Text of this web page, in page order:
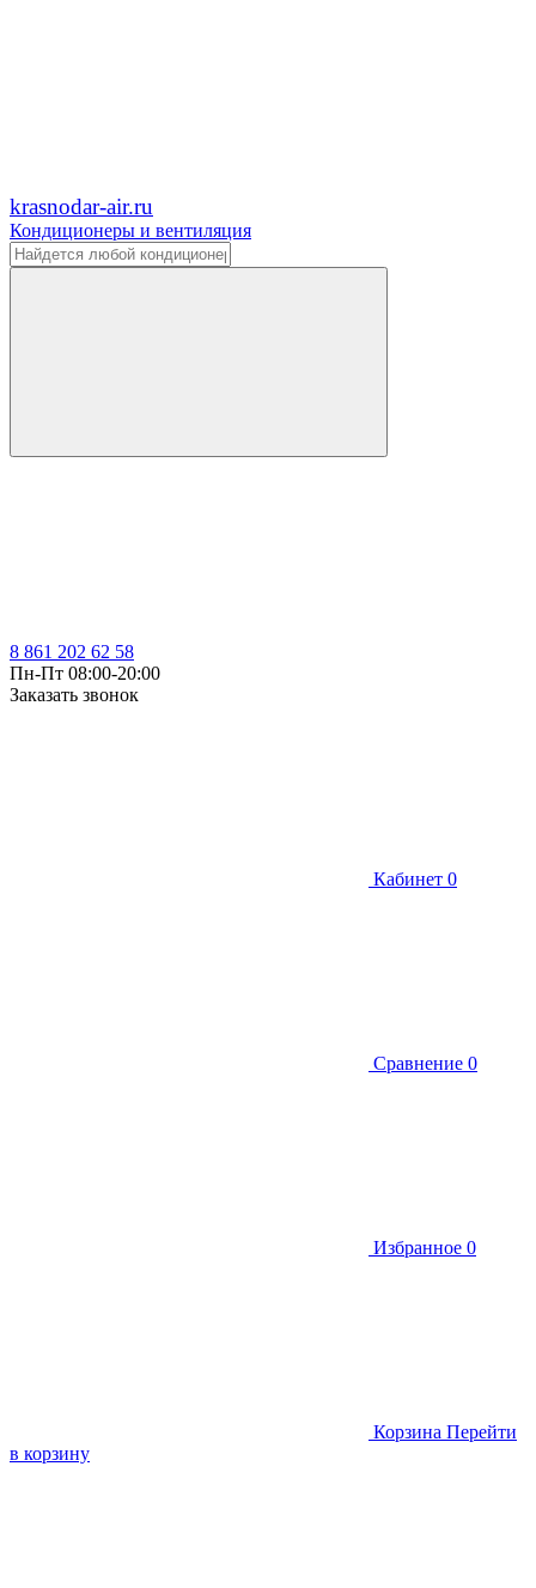
krasnodar-air.ru
Кондиционеры и вентиляция
8 861 202 62 58
Пн-Пт 08:00-20:00
Заказать звонок
Кабинет 0
Сравнение 0
Избранное 0
Корзина Перейти
в корзину